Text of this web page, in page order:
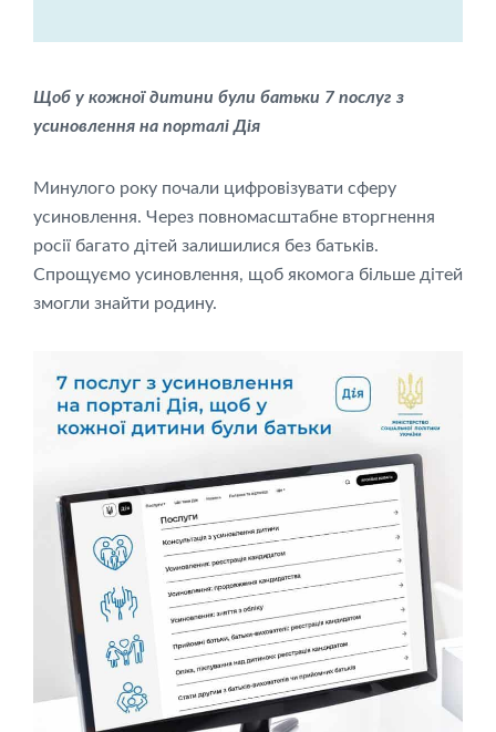
Щоб у кожної дитини були батьки 7 послуг з
усиновлення на порталі Дія
Минулого року почали цифровізувати сферу
усиновлення. Через повномасштабне вторгнення
росії багато дітей залишилися без батьків.
Спрощуємо усиновлення, щоб якомога більше дітей
змогли знайти родину.